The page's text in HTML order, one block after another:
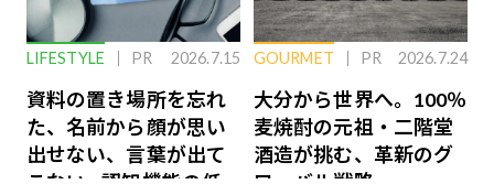
LIFESTYLE PR 2026.7.15
資料の置き場所を忘れ
た、名前から顔が思い
出せない、言葉が出て
こない…認知機能の低
GOURMET PR 2026.7.24
大分から世界へ。100％
麦焼酎の元祖・二階堂
酒造が挑む、革新のグ
ローバル戦略